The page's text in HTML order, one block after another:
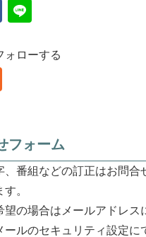
ォローする
フォーム
、番組などの訂正はお問合
。
望の場合はメールアドレス
ールのセキュリティ設定に